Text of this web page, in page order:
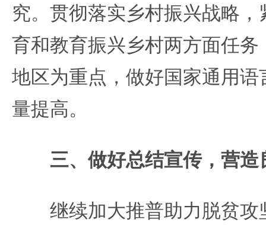
究。贯彻落实乡村振兴战略
育和教育振兴乡村两方面任
地区为重点，做好国家通用
量提高。
三、做好总结宣传，营造
继续加大推普助力脱贫攻